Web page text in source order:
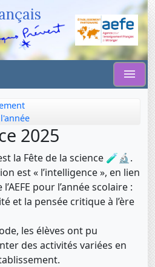
2025
la Fête de la science 🧪🔬.
est « l’intelligence », en lien
pour l’année scolaire :
et la pensée critique à l’ère
les élèves ont pu
des activités variées en